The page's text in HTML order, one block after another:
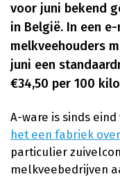
voor juni bekend
in België. In een
melkveehouders
juni een
€34,50 per 100
A-ware is sinds
het een fabriek
particulier
melkveebedrijven